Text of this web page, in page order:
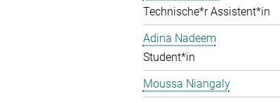
Technische*r Assistent*in
Adina Nadeem
Student*in
Moussa Niangaly